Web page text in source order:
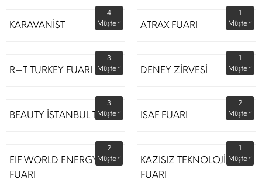
KARAVANİST
4
Müşteri
ATRAX FUARI
1
Müşteri
R+T TURKEY FUARI
3
Müşteri
DENEY ZİRVESİ
1
Müşteri
BEAUTY İSTANBUL TÜYAP
3
Müşteri
ISAF FUARI
2
Müşteri
EIF WORLD ENERGY
FUARI
2
Müşteri
KAZISIZ TEKNOLOJİLER
FUARI
1
Müşteri